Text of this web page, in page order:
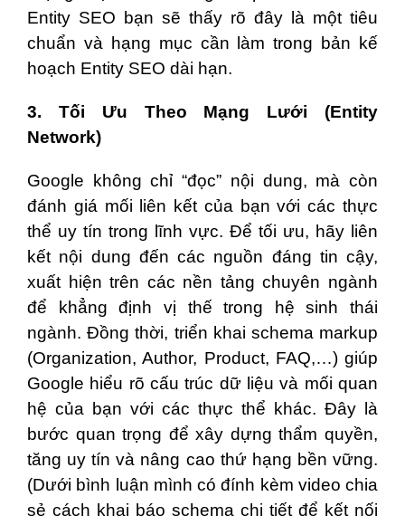
Entity SEO bạn sẽ thấy rõ đây là một tiêu
chuẩn và hạng mục cần làm trong bản kế
hoạch Entity SEO dài hạn.
3. Tối Ưu Theo Mạng Lưới (Entity
Network)
Google không chỉ “đọc” nội dung, mà còn
đánh giá mối liên kết của bạn với các thực
thể uy tín trong lĩnh vực. Để tối ưu, hãy liên
kết nội dung đến các nguồn đáng tin cậy,
xuất hiện trên các nền tảng chuyên ngành
để khẳng định vị thế trong hệ sinh thái
ngành. Đồng thời, triển khai schema markup
(Organization, Author, Product, FAQ,…) giúp
Google hiểu rõ cấu trúc dữ liệu và mối quan
hệ của bạn với các thực thể khác. Đây là
bước quan trọng để xây dựng thẩm quyền,
tăng uy tín và nâng cao thứ hạng bền vững.
(Dưới bình luận mình có đính kèm video chia
sẻ cách khai báo schema chi tiết để kết nối